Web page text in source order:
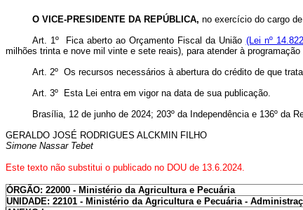
O VICE-PRESIDENTE DA REPÚBLICA, no exercício do cargo de
Art. 1º Fica aberto ao Orçamento Fiscal da União (Lei nº
milhões trinta e nove mil vinte e sete reais), para atender à
Art. 2º Os recursos necessários à abertura do crédito de que
Art. 3º Esta Lei entra em vigor na data de sua publicação.
Brasília, 12 de junho de 2024; 203º da Independência e 136º da
GERALDO JOSÉ RODRIGUES ALCKMIN FILHO
Simone Nassar Tebet
Este texto não substitui o publicado no DOU de 13.6.2024.
ÓRGÃO: 22000 - Ministério da Agricultura e Pecuária
UNIDADE: 22101 - Ministério da Agricultura e Pecuária -